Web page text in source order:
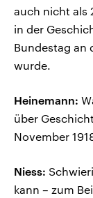
auch nicht als
in der
Bundestag an
wurde.
Heinemann:
über
November
Niess:
kann – zum